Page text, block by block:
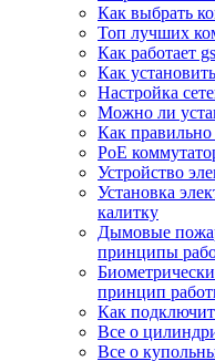
Как выбрать
Топ лучших
Как работает
Как
Настройка
Можно ли
Как правильно
PoE
Устройство
Установка
калитку
Дымовые
принципы
принцип
Как
Все о
Все о